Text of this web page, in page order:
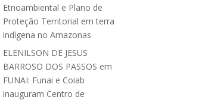
Etnoambiental e Plano de
Proteção Territorial em terra
indígena no Amazonas
ELENILSON DE JESUS
BARROSO DOS PASSOS em
FUNAI: Funai e Coiab
inauguram Centro de